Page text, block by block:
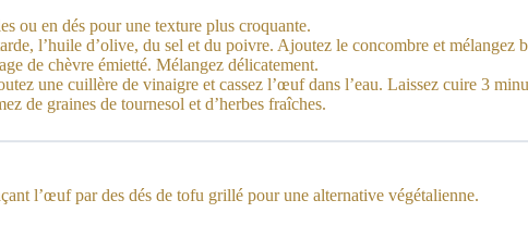
ou en dés pour une texture plus croquante.
l’huile d’olive, du sel et du poivre. Ajoutez le concombre et mélangez
de chèvre émietté. Mélangez délicatement.
une cuillère de vinaigre et cassez l’œuf dans l’eau. Laissez cuire 3
de graines de tournesol et d’herbes fraîches.
l’œuf par des dés de tofu grillé pour une alternative végétalienne.